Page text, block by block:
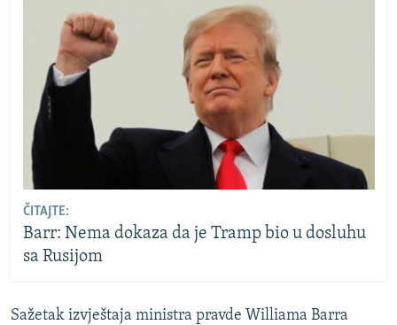
ČITAJTE:
Barr: Nema dokaza da je Tramp bio u dosluhu
sa Rusijom
Sažetak izvještaja ministra pravde Williama Barra